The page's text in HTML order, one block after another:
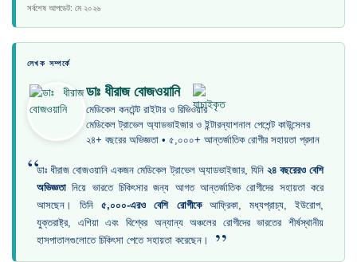
সর্বশেষ আপডেট: মে ২০২৬
লেখক সম্পর্কে
ডাঃ ধীরাজ বোজওয়ানি
মেডিকেল কনটেন্ট রাইটার ও রিভিওয়ার
মেডিকেল ট্রাভেল অ্যাডভাইজার ও ইন্টারন্যাশনাল পেশেন্ট কাউন্সেলর
২৪+ বছরের অভিজ্ঞতা • ৫,০০০+ আন্তর্জাতিক রোগীর সহায়তা প্রদান
“ডাঃ ধীরাজ বোজওয়ানি একজন মেডিকেল ট্রাভেল অ্যাডভাইজার, যিনি ২৪ বছরেরও বেশি
অভিজ্ঞতা নিয়ে ভারতে চিকিৎসার জন্য আগত আন্তর্জাতিক রোগীদের সহায়তা করে
আসছেন। তিনি৫,০০০-এরও বেশি রোগীকেআফ্রিকা, মধ্যপ্রাচ্য, ইউরোপ,
যুক্তরাষ্ট্র, এশিয়া এবং বিশ্বের অন্যান্য অঞ্চলের রোগীদের ভারতের শীর্ষস্থানীয়
হাসপাতালগুলোতে চিকিৎসা পেতে সহায়তা করেছেন।
”